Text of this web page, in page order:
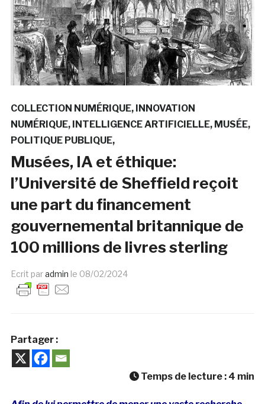
COLLECTION NUMÉRIQUE INNOVATION
NUMÉRIQUE INTELLIGENCE ARTIFICIELLE MUSÉE
POLITIQUE PUBLIQUE
Musées, IA et éthique:
l’Université de Sheffield reçoit
une part du financement
gouvernemental britannique de
100 millions de livres sterling
Ecrit paradmin le 08/02/2024
Partager :
Temps de lecture : 4 min